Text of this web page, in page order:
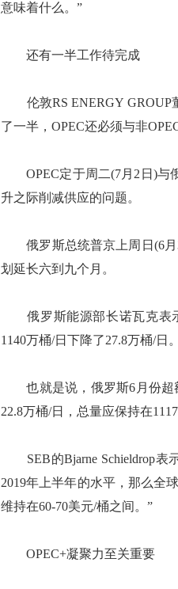
意味着什么。”
还有一半工作待完成
伦敦RS ENERGY GROUP
了一半，OPEC还必须与非
OPEC定于周二(7月2日)与
升之际削减供应的问题。
俄罗斯总统普京上周日(6月
划延长六到九个月。
俄罗斯能源部长诺瓦克表示
1140万桶/日下降了27.8万桶/日。
也就是说，俄罗斯6月份超
22.8万桶/日，总量应保持在
SEB的Bjarne Schieldrop表
2019年上半年的水平，那么全
维持在60-70美元/桶之间。”
OPEC+凝聚力至关重要